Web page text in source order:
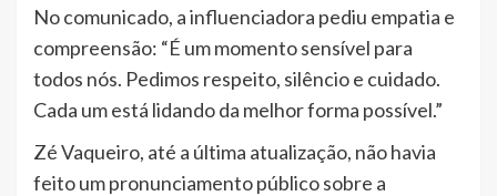
No comunicado, a influenciadora pediu empatia e
compreensão: “É um momento sensível para
todos nós. Pedimos respeito, silêncio e cuidado.
Cada um está lidando da melhor forma possível.”
Zé Vaqueiro, até a última atualização, não havia
feito um pronunciamento público sobre a